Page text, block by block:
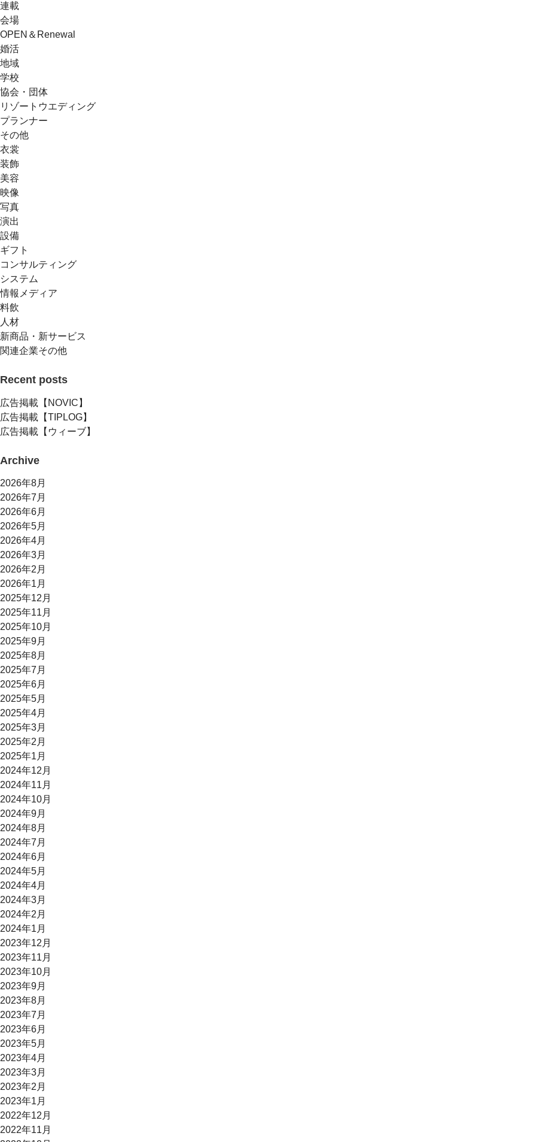
連載
会場
OPEN＆Renewal
婚活
地域
学校
協会・団体
リゾートウエディング
プランナー
その他
衣裳
装飾
美容
映像
写真
演出
設備
ギフト
コンサルティング
システム
情報メディア
料飲
人材
新商品・新サービス
関連企業その他
Recent posts
広告掲載【NOVIC】
広告掲載【TIPLOG】
広告掲載【ウィーブ】
Archive
2026年8月
2026年7月
2026年6月
2026年5月
2026年4月
2026年3月
2026年2月
2026年1月
2025年12月
2025年11月
2025年10月
2025年9月
2025年8月
2025年7月
2025年6月
2025年5月
2025年4月
2025年3月
2025年2月
2025年1月
2024年12月
2024年11月
2024年10月
2024年9月
2024年8月
2024年7月
2024年6月
2024年5月
2024年4月
2024年3月
2024年2月
2024年1月
2023年12月
2023年11月
2023年10月
2023年9月
2023年8月
2023年7月
2023年6月
2023年5月
2023年4月
2023年3月
2023年2月
2023年1月
2022年12月
2022年11月